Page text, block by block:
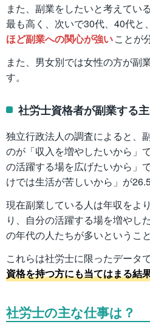
また、副業をしたいと考えてい
最も高く、次いで30代、40代と、
ほど副業への関心が強いことが
また、男女別では女性の方が副
す。
社労士資格者が副業する
独立行政法人の調査によると、
のが「収入を増やしたいから」
の活躍する場を広げたいから」
けでは生活が苦しいから」が
現在副業している人は年収をよ
り、自分の活躍する場を増やし
の年代の人たちが多いというこ
これらは社労士に限ったデータ
資格を持つ方にも当てはまる結
社労士の主な仕事は？